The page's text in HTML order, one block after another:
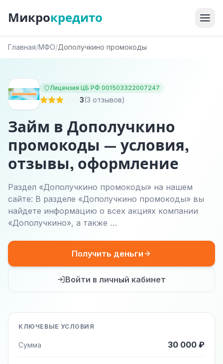
Микрокредито
Главная/МФО/Дополучкино промокоды
Лицензия ЦБ РФ 001503322007247
3(3 отзывов)
Займ в Дополучкино
промокоды — условия,
отзывы, оформление
Раздел «Дополучкино промокоды» на нашем
сайте: В разделе «Дополучкино промокоды» вы
найдете информацию о всех акциях компании
«Дополучкино», а также …
Получить деньги
Войти в личный кабинет
КЛЮЧЕВЫЕ УСЛОВИЯ
Сумма 30 000 ₽